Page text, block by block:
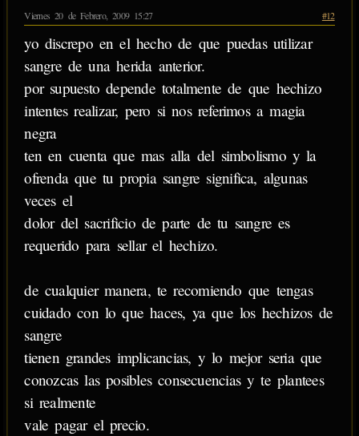
Viernes 20 de Febrero, 2009 15:27 #12
yo discrepo en el hecho de que puedas utilizar
sangre de una herida anterior.
por supuesto depende totalmente de que hechizo
intentes realizar, pero si nos referimos a magia
negra
ten en cuenta que mas alla del simbolismo y la
ofrenda que tu propia sangre significa, algunas
veces el
dolor del sacrificio de parte de tu sangre es
requerido para sellar el hechizo.
de cualquier manera, te recomiendo que tengas
cuidado con lo que haces, ya que los hechizos de
sangre
tienen grandes implicancias, y lo mejor seria que
conozcas las posibles consecuencias y te plantees
si realmente
vale pagar el precio.